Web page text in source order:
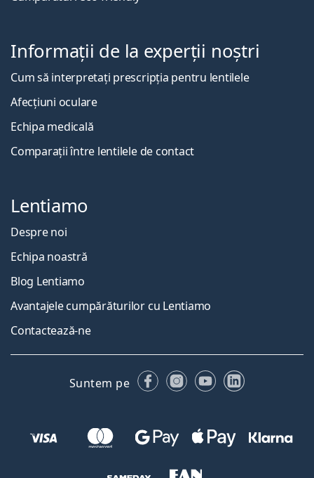
Informații de la experții noștri
Cum să interpretați prescripția pentru lentilele
Afecțiuni oculare
Echipa medicală
Comparații între lentilele de contact
Lentiamo
Despre noi
Echipa noastră
Blog Lentiamo
Avantajele cumpărăturilor cu Lentiamo
Contactează-ne
Suntem pe FacebookInstagram
YouTubeLinkedIn